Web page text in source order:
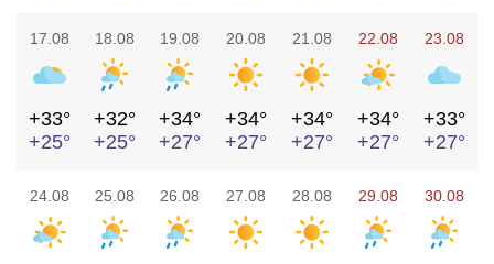
17.08
+33°
+25°
18.08
+32°
+25°
19.08
+34°
+27°
20.08
+34°
+27°
21.08
+34°
+27°
22.08
+34°
+27°
23.08
+33°
+27°
24.08 25.08 26.08 27.08 28.08 29.08 30.08